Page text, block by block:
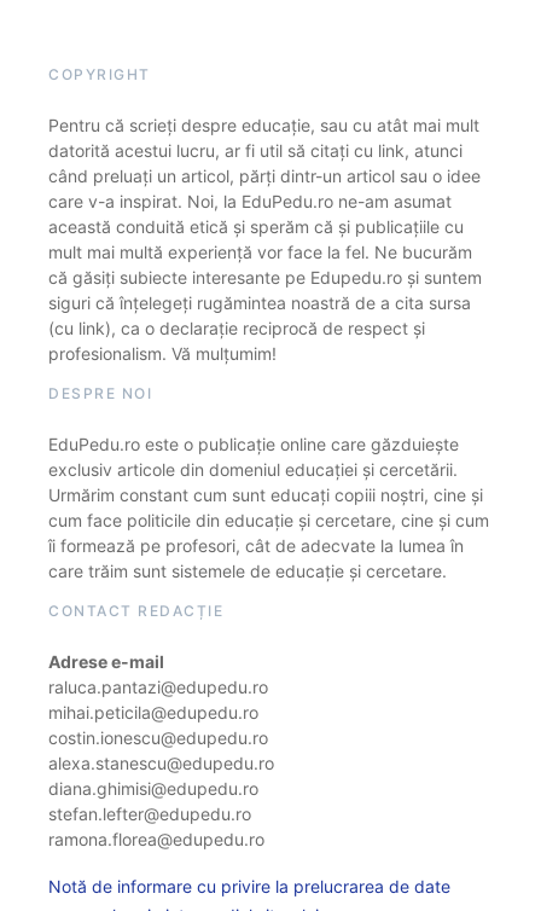
COPYRIGHT
Pentru că scrieți despre educație, sau cu atât mai mult
datorită acestui lucru, ar fi util să citați cu link, atunci
când preluați un articol, părți dintr-un articol sau o idee
care v-a inspirat. Noi, la EduPedu.ro ne-am asumat
această conduită etică și sperăm că și publicațiile cu
mult mai multă experiență vor face la fel. Ne bucurăm
că găsiți subiecte interesante pe Edupedu.ro și suntem
siguri că înțelegeți rugămintea noastră de a cita sursa
(cu link), ca o declarație reciprocă de respect și
profesionalism. Vă mulțumim!
DESPRE NOI
EduPedu.ro este o publicație online care găzduiește
exclusiv articole din domeniul educației și cercetării.
Urmărim constant cum sunt educați copiii noștri, cine și
cum face politicile din educație și cercetare, cine și cum
îi formează pe profesori, cât de adecvate la lumea în
care trăim sunt sistemele de educație și cercetare.
CONTACT REDACȚIE
Adrese e-mail
raluca.pantazi@edupedu.ro
mihai.peticila@edupedu.ro
costin.ionescu@edupedu.ro
alexa.stanescu@edupedu.ro
diana.ghimisi@edupedu.ro
stefan.lefter@edupedu.ro
ramona.florea@edupedu.ro
Notă de informare cu privire la prelucrarea de date